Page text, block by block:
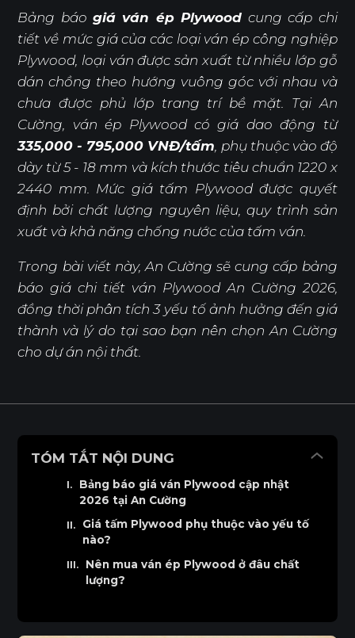
Bảng báo giá ván ép Plywoodcung cấp chi
tiết về mức giá của các loại ván ép công nghiệp
Plywood, loại ván được sản xuất từ nhiều lớp gỗ
dán chồng theo hướng vuông góc với nhau và
chưa được phủ lớp trang trí bề mặt. Tại An
Cường, ván ép Plywood có giá dao động từ
335,000 - 795,000 VNĐ/tấm, phụ thuộc vào độ
dày từ 5 - 18 mm và kích thước tiêu chuẩn 1220 x
2440 mm. Mức giá tấm Plywood được quyết
định bởi chất lượng nguyên liệu, quy trình sản
xuất và khả năng chống nước của tấm ván.
Trong bài viết này, An Cường sẽ cung cấp bảng
báo giá chi tiết ván Plywood An Cường 2026,
đồng thời phân tích 3 yếu tố ảnh hưởng đến giá
thành và lý do tại sao bạn nên chọn An Cường
cho dự án nội thất.
TÓM TẮT NỘI DUNG
Bảng báo giá ván Plywood cập nhật
2026 tại An Cường
Giá tấm Plywood phụ thuộc vào yếu tố
nào?
Nên mua ván ép Plywood ở đâu chất
lượng?